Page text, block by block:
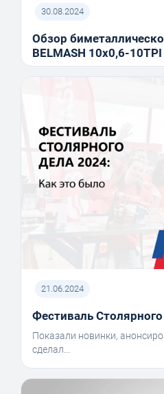
30.08.2024
Обзор
BELMASH 10x0,6-
21.06.2024
Фестиваль
Показали новинки,
сделал...